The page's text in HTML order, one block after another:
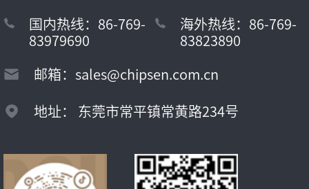
国内热线：86-769-
83979690
海外热线：86-769-
83823890
邮箱：sales@chipsen.com.cn
地址： 东莞市常平镇常黄路234号